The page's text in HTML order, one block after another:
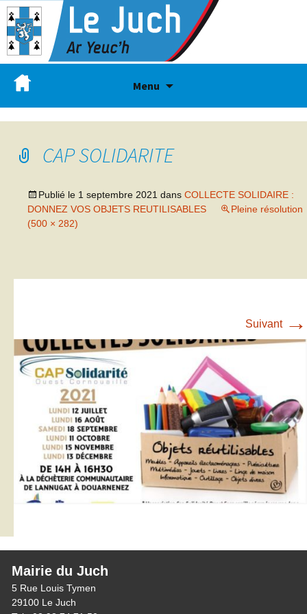
Menu
CAP SOLIDARITE
Publié le 1 septembre 2021 dans COLLECTE SOLIDAIRE :
DONNEZ VOS OBJETS REUTILISABLES
Pleine résolution
(500 × 282)
Suivant →
Mairie du Juch
5 Rue Louis Tymen
29100 Le Juch